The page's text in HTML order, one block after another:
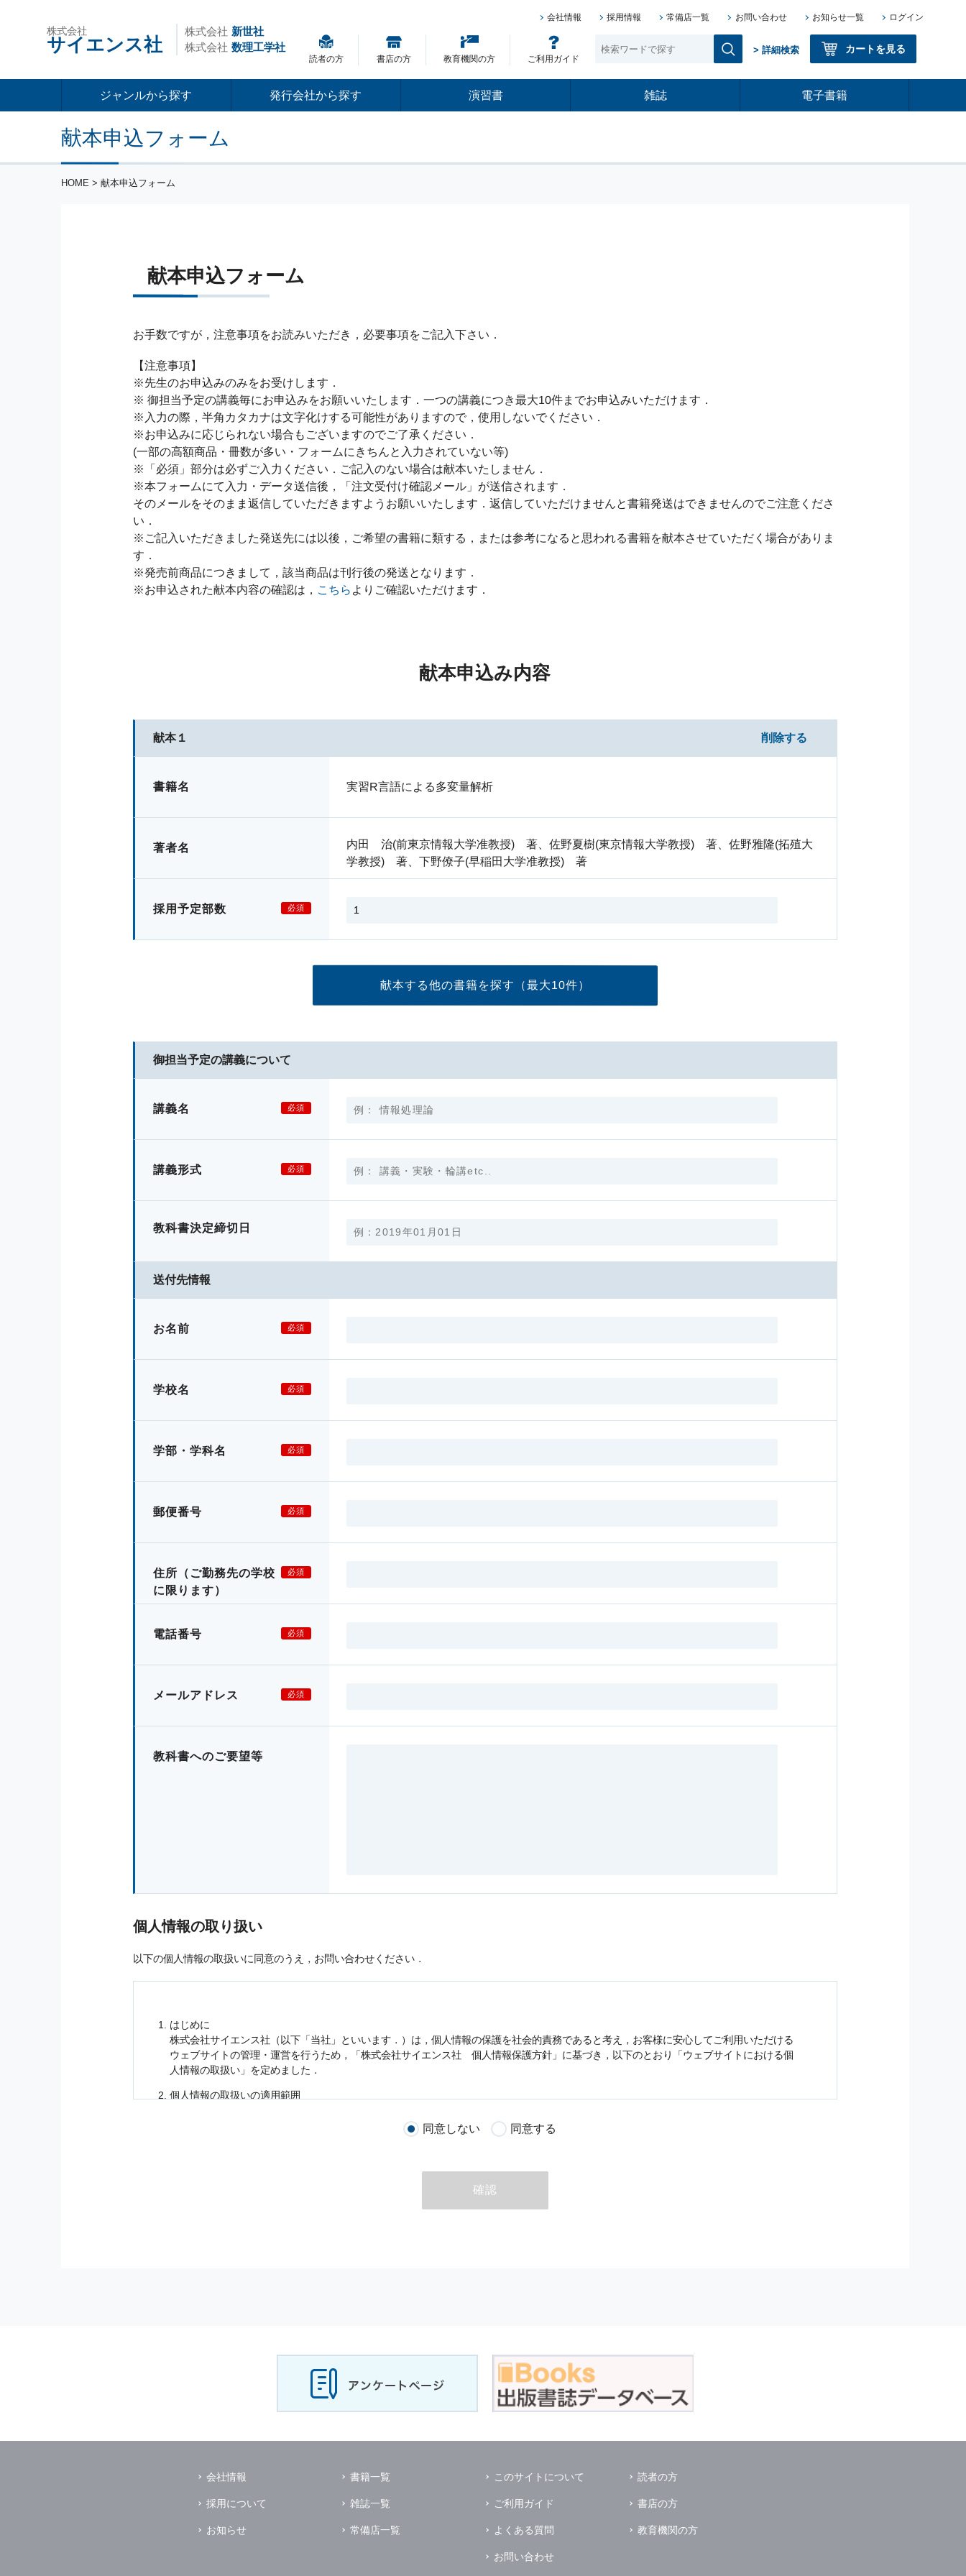
株式会社
サイエンス社
株式会社 新世社
株式会社 数理工学社
会社情報 採用情報 常備店一覧 お問い合わせ お知らせ一覧 ログイン
読者の方 書店の方 教育機関の方 ご利用ガイド
> 詳細検索 カートを見る
ジャンルから探す 発行会社から探す 演習書 雑誌 電子書籍
献本申込フォーム
HOME > 献本申込フォーム
献本申込フォーム
お手数ですが，注意事項をお読みいただき，必要事項をご記入下さい．
【注意事項】
※先生のお申込みのみをお受けします．
※ 御担当予定の講義毎にお申込みをお願いいたします．一つの講義につき最大10件までお申込みいただけます．
※入力の際，半角カタカナは文字化けする可能性がありますので，使用しないでください．
※お申込みに応じられない場合もございますのでご了承ください．
(一部の高額商品・冊数が多い・フォームにきちんと入力されていない等)
※「必須」部分は必ずご入力ください．ご記入のない場合は献本いたしません．
※本フォームにて入力・データ送信後，「注文受付け確認メール」が送信されます．
そのメールをそのまま返信していただきますようお願いいたします．返信していただけませんと書籍発送はできませんのでご注意くださ
い．
※ご記入いただきました発送先には以後，ご希望の書籍に類する，または参考になると思われる書籍を献本させていただく場合がありま
す．
※発売前商品につきまして，該当商品は刊行後の発送となります．
※お申込された献本内容の確認は， こちら よりご確認いただけます．
献本申込み内容
献本１ 削除する
書籍名 実習R言語による多変量解析
著者名 内田 治(前東京情報大学准教授) 著、佐野夏樹(東京情報大学教授) 著、佐野雅隆(拓殖大
学教授) 著、下野僚子(早稲田大学准教授) 著
採用予定部数 必須
献本する他の書籍を探す （最大10件）
御担当予定の講義について
講義名 必須
講義形式 必須
教科書決定締切日
送付先情報
お名前 必須
学校名 必須
学部・学科名 必須
郵便番号 必須
住所 （ご勤務先の学校
に限ります）
必須
電話番号 必須
メールアドレス 必須
教科書へのご要望等
個人情報の取り扱い
以下の個人情報の取扱いに同意のうえ，お問い合わせください．
はじめに
株式会社サイエンス社（以下「当社」といいます．）は，個人情報の保護を社会的責務であると考え，お客様に安心してご利用いただける
ウェブサイトの管理・運営を行うため，「株式会社サイエンス社 個人情報保護方針」に基づき，以下のとおり「ウェブサイトにおける個
人情報の取扱い」を定めました．
個人情報の取扱いの適用範囲
個人情報 個人情報
の他に，以下の各号に定める目的のために利用することがあります．
本サービスの提供または以下に定める目的以外に，当社はお客様の個人情報利用することはありません．
の正確性及び安全性を確保する為，個人情報へのアクセス管理，持ち出し手段の制限，不正アクセスおよび，漏洩，紛失，
破壊，改ざんなどに対しては，合理的な安全対策を講じるとともに，万一，漏洩等個人情報に関する事故が発生した場合には，再発防止策
を含む適切な対策を速やかに講じます．
の預託について
その場合は，業務委託先の適切な管理及び監督を行います．
個人情報の第三者への開示
当社は，個人情報 を本人の許可無く他の事業者や個人などの第三者に提供および公開することはありません．
ただし，以下に該当する場合はその限りではありません．
（1） 情報提供について本人の同意がある場合
を開示する場合．ただし，この場合に開示する情報は必要な範囲のみに限定
同意しない 同意する
確認
会社情報
採用について
お知らせ
書籍一覧
雑誌一覧
常備店一覧
このサイトについて
ご利用ガイド
よくある質問
お問い合わせ
読者の方
書店の方
教育機関の方